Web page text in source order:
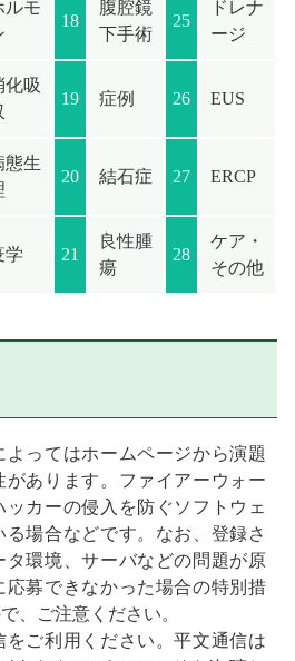
ルモ
18
腹腔鏡
下手術
25
ドレナ
ージ
化吸
19 症例 26 EUS
態生
20 結石症 27 ERCP
学 21
良性腫
瘍
28
ケア・
その他
よってはホームページから演題
あります。ファイアーウォー
ッカーの侵入を防ぐソフトウェ
場合などです。なお、登録さ
タ環境、サーバなどの問題が原
応募できなかった場合の特別措
、ご注意ください。
をご利用ください。平文通信は